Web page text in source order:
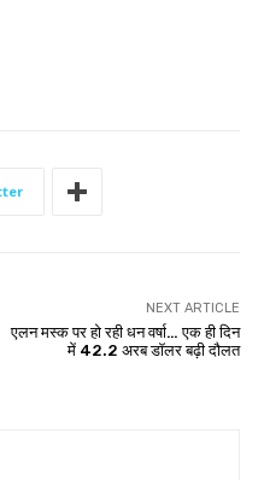
NEXT ARTICLE
एलन मस्क पर हो रही धन वर्षा… एक ही दिन
में 42.2 अरब डॉलर बढ़ी दौलत